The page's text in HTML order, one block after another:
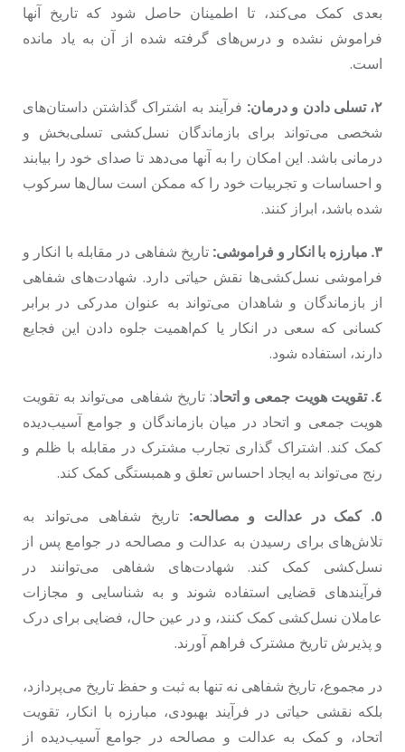
بعدی کمک می‌کند، تا اطمینان حاصل شود که تاریخ آنها
فراموش نشده و درس‌های گرفته شده از آن به یاد مانده
است.
٢، تسلی دادن و درمان:
فرآیند به اشتراک گذاشتن داستان‌های
شخصی می‌تواند برای بازماندگان نسل‌کشی تسلی‌بخش و
درمانی باشد. این امکان را به آنها می‌دهد تا صدای خود را بیابند
و احساسات و تجربیات خود را که ممکن است سال‌ها سرکوب
شده باشد، ابراز کنند.
٣. مبارزه با انکار و فراموشی:
تاریخ شفاهی در مقابله با انکار و
فراموشی نسل‌کشی‌ها نقش حیاتی دارد. شهادت‌های شفاهی
از بازماندگان و شاهدان می‌تواند به عنوان مدرکی در برابر
کسانی که سعی در انکار یا کم‌اهمیت جلوه دادن این فجایع
دارند، استفاده شود.
٤. تقویت هویت جمعی و اتحاد
: تاریخ شفاهی می‌تواند به تقویت
هویت جمعی و اتحاد در میان بازماندگان و جوامع آسیب‌دیده
کمک کند. اشتراک‌ گذاری تجارب مشترک در مقابله با ظلم و
رنج می‌تواند به ایجاد احساس تعلق و همبستگی کمک کند.
٥. کمک در عدالت و مصالحه:
تاریخ شفاهی می‌تواند به
تلاش‌های برای رسیدن به عدالت و مصالحه در جوامع پس از
نسل‌کشی کمک کند. شهادت‌های شفاهی می‌توانند در
فرآیندهای قضایی استفاده شوند و به شناسایی و مجازات
عاملان نسل‌کشی کمک کنند، و در عین حال، فضایی برای درک
و پذیرش تاریخ مشترک فراهم آورند.
در مجموع، تاریخ شفاهی نه تنها به ثبت و حفظ تاریخ می‌پردازد،
بلکه نقشی حیاتی در فرآیند بهبودی، مبارزه با انکار، تقویت
اتحاد، و کمک به عدالت و مصالحه در جوامع آسیب‌دیده از